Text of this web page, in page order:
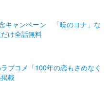
キャンペーン 「暁のヨナ」な
け全話無料
ブコメ「100年の恋もさめなく
載